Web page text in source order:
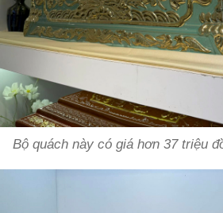
Bộ quách này có giá hơn 37 triệu